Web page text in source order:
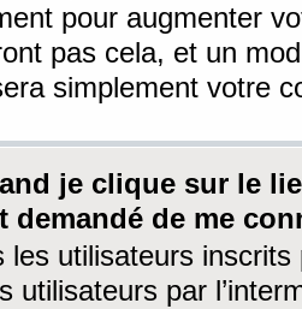
pour augmenter
pas cela, et un
simplement votre
je clique sur le
demandé de me
les utilisateurs
utilisateurs par